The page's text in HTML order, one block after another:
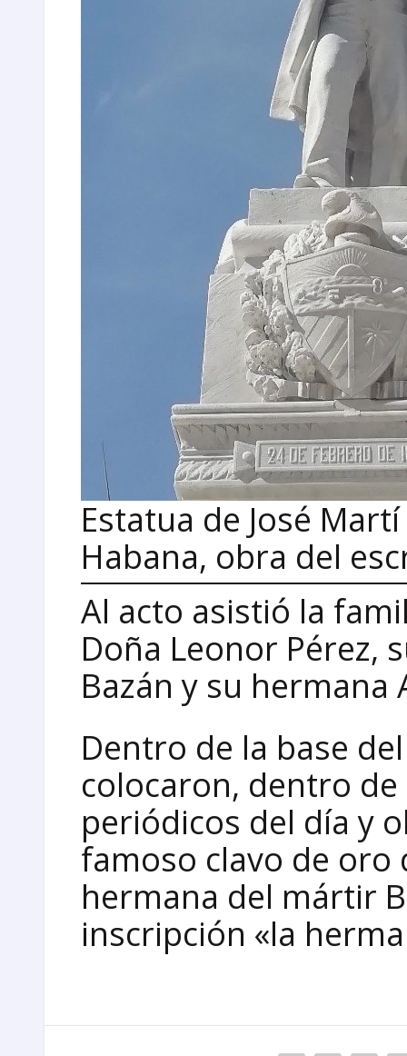
Estatua de José
Habana, obra del
Al acto asistió la
Doña Leonor Pérez,
Bazán y su hermana
Dentro de la base
colocaron, dentro
periódicos del día y
famoso clavo de oro
hermana del mártir
inscripción «la